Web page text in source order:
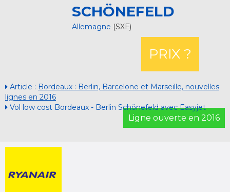
SCHÖNEFELD
Allemagne (SXF)
PRIX ?
Article : Bordeaux : Berlin, Barcelone et Marseille, nouvelles
lignes en 2016
Vol low cost Bordeaux - Berlin Schönefeld avec Easyjet
Ligne ouverte en 2016